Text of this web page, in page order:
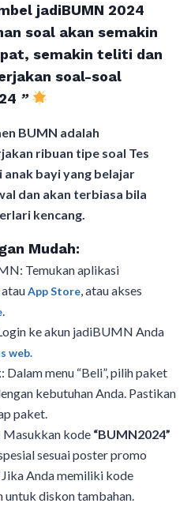
jadiBUMN 2024
soal akan semakin
semakin teliti dan
soal-soal
”
BUMN adalah
ribuan tipe soal Tes
bayi yang belajar
dan akan terbiasa bila
kencang.
Mudah:
Temukan aplikasi
atauApp Store, atau akses
.
ke akun jadiBUMN Anda
web.
: Dalam menu “Beli”, pilih paket
kebutuhan Anda. Pastikan
paket.
Masukkan kode “BUMN2024”
sesuai poster promo
Jika Anda memiliki kode
untuk diskon tambahan.